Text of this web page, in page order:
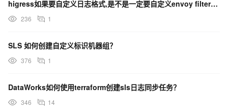
higress如果要自定义日志格式,是不是一定要自定义envoy filter逻辑自己获取？
236 1
SLS 如何创建自定义标识机器组？
376 1
DataWorks如何使用terraform创建sls日志同步任务？
346 14